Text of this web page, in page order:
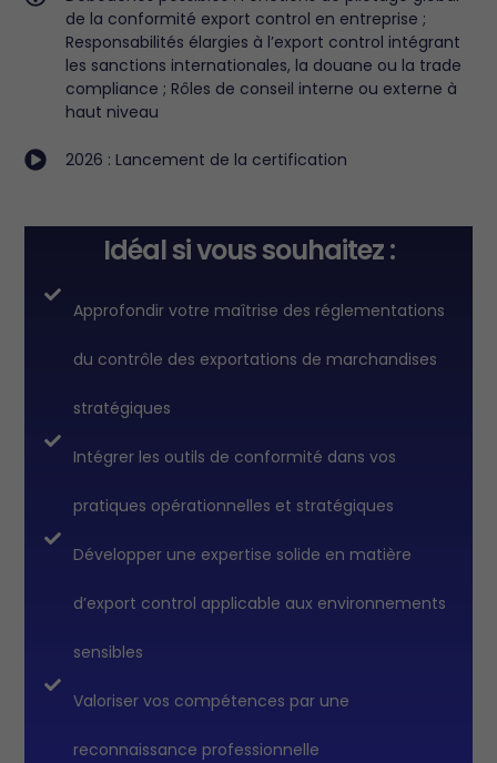
de la conformité export control en entreprise ;
Responsabilités élargies à l’export control intégrant
les sanctions internationales, la douane ou la trade
compliance ; Rôles de conseil interne ou externe à
haut niveau
2026 : Lancement de la certification
Idéal si vous souhaitez :
Approfondir votre maîtrise des réglementations
du contrôle des exportations de marchandises
stratégiques
Intégrer les outils de conformité dans vos
pratiques opérationnelles et stratégiques
Développer une expertise solide en matière
d’export control applicable aux environnements
sensibles
Valoriser vos compétences par une
reconnaissance professionnelle